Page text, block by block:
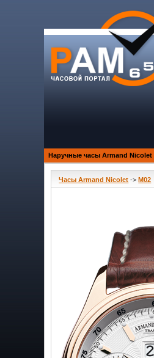
Наручные часы Armand Nicolet
Часы Armand Nicolet -> M02